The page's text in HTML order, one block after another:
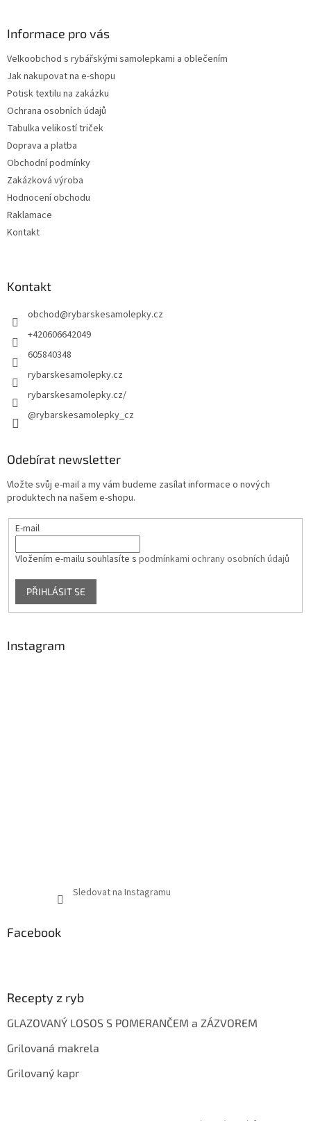
Informace pro vás
Velkoobchod s rybářskými samolepkami a oblečením
Jak nakupovat na e-shopu
Potisk textilu na zakázku
Ochrana osobních údajů
Tabulka velikostí triček
Doprava a platba
Obchodní podmínky
Zakázková výroba
Hodnocení obchodu
Raklamace
Kontakt
Kontakt
obchod@rybarskesamolepky.cz
+420606642049
605840348
rybarskesamolepky.cz
rybarskesamolepky.cz/
@rybarskesamolepky_cz
Odebírat newsletter
Vložte svůj e-mail a my vám budeme zasílat informace o nových
produktech na našem e-shopu.
E-mail
Vložením e-mailu souhlasíte s podmínkami ochrany osobních údajů
PŘIHLÁSIT SE
Instagram
Sledovat na Instagramu
Facebook
Recepty z ryb
GLAZOVANÝ LOSOS S POMERANČEM a ZÁZVOREM
Grilovaná makrela
Grilovaný kapr